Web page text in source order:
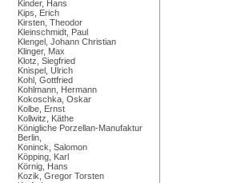
Kinder, Hans
Kips, Erich
Kirsten, Theodor
Kleinschmidt, Paul
Klengel, Johann Christian
Klinger, Max
Klotz, Siegfried
Knispel, Ulrich
Kohl, Gottfried
Kohlmann, Hermann
Kokoschka, Oskar
Kolbe, Ernst
Kollwitz, Käthe
Königliche Porzellan-Manufaktur
Berlin,
Koninck, Salomon
Köpping, Karl
Körnig, Hans
Kozik, Gregor Torsten